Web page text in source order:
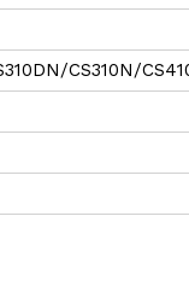
CS310N/